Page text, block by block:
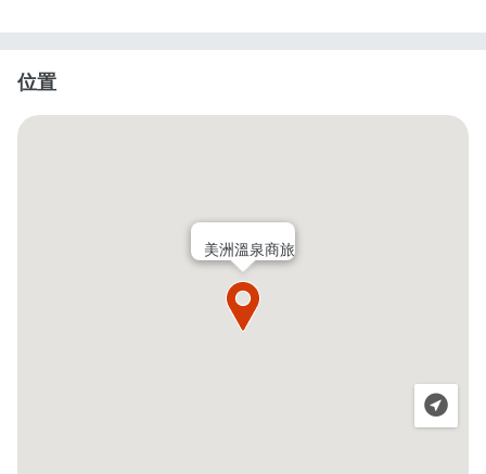
位置
美洲溫泉商旅